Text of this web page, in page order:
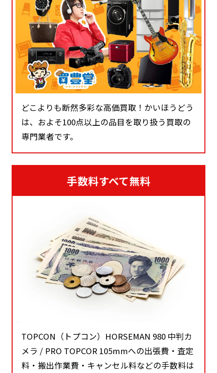
どこよりも断然多彩な高価買取！かいほうどう
は、およそ100点以上の品目を取り扱う買取の
専門業者です。
手数料すべて無料
TOPCON（トプコン）HORSEMAN 980 中判カ
メラ / PRO TOPCOR 105mmへの出張費・査定
料・搬出作業費・キャンセル料などの手数料は